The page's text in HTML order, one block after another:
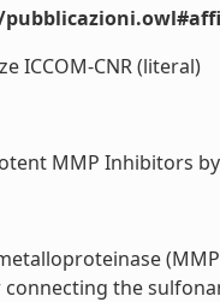
ICCOM-CNR (literal)
MMP Inhibitors
the